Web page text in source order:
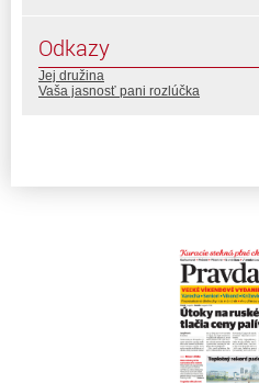
Odkazy
Jej družina
Vaša jasnosť pani rozlúčka